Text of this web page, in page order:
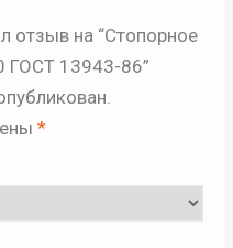
отзыв на “Стопорное
ГОСТ 13943-86”
*